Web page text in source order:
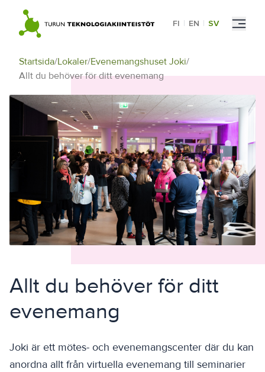
content
FI | EN | SV
Startsida/Lokaler/Evenemangshuset Joki/
Allt du behöver för ditt evenemang
Allt du behöver för ditt
evenemang
Joki är ett mötes- och evenemangscenter där du kan
anordna allt från virtuella evenemang till seminarier